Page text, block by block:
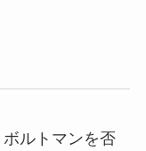
ルトマンを否